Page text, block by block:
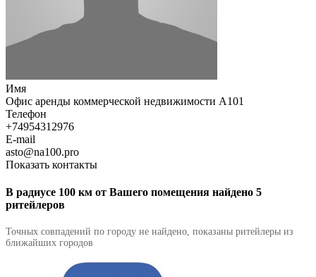
Имя
Офис аренды коммерческой недвижимости А101
Телефон
+74954312976
E-mail
asto@na100.pro
Показать контакты
В радиусе 100 км от Вашего помещения найдено 5
ритейлеров
Точных совпадений по городу не найдено, показаны ритейлеры из
ближайших городов